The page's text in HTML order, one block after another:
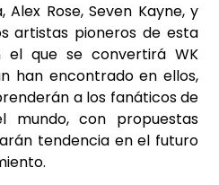
Alex Rose, Seven Kayne, y
artistas pioneros de esta
el que se convertirá WK
han encontrado en ellos,
a los fanáticos de
con propuestas
tendencia en el futuro